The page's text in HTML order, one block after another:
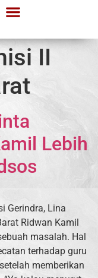
II
Lebih
Gerindra, Lina
Ridwan Kamil
masalah. Hal
terhadap guru
memberikan